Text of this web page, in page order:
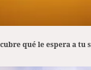
qué le espera a tu